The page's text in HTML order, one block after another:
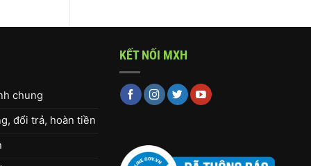
chung
đổi trả, hoàn tiền
KẾT NỐI MXH